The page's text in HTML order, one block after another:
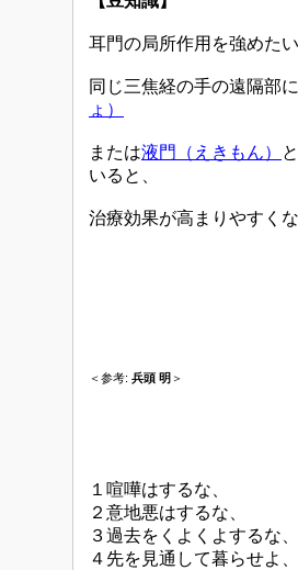
耳門の局所作用を強めたい
同じ三焦経の手の遠隔部
ょ）
または液門（えきもん）
いると、
治療効果が高まりやすくな
＜参考: 兵頭 明 ＞
１喧嘩はするな、
２意地悪はするな、
３過去をくよくよするな、
４先を見通して暮らせよ、